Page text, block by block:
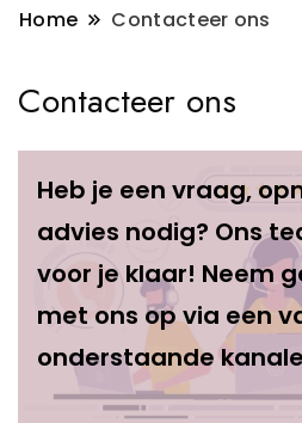
Home Contacteer ons
Contacteer ons
Heb je een vraag,
advies nodig? Ons
voor je klaar! Neem
met ons op via een
onderstaande